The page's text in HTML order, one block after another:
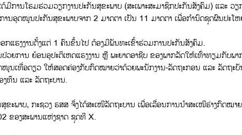
ການໂຮມຮ່ວມວຽກງານປະກັນສຸຂະພາບ (ສະເພາະສະມາຊິກປະກັນສັງຄົມ) ແລະ ວຽ
ນອຸດໜູນປະກັນສຸຂະພາບຈາກ 2 ມາດຕາ ເປັນ 11 ມາດຕາ ເພື່ອກຳນົດຊຸດຜົນປະໂ
ແຮງງານຕັ້ງແຕ່ 1 ຄົນຂຶ້ນໄປ ຕ້ອງມີພັນທະເຂົ້າຮ່ວມການປະກັນສັງຄົມ.
ຍການ ຍ້ອນອຸປະຕິເຫດແຮງງານ ຫຼື ພະຍາດອາຊີບ ຂອງພາກລັດໃຫ້ເທົ່າທຽມກັບພາ
ນເທື່ອດຽວ ໃຫ້ສອດຄ່ອງກັບກົດໝາຍວ່າດ້ວຍພະນັກງານ-ລັດຖະກອນ ແລະ ລັດຖະ
ທຶນ ແລະ ລັດຖະບານ.
ະພາບ, ກະຊວງ ຮສສ ຈຶ່ງໄດ້ສະເໜີລັດຖະບານ ເພື່ອເລື່ອນການນຳສະເໜີຮ່າງກົດໝາ
ຂອງສະພານແຫ່ງຊາດ ຊຸດທີ X.